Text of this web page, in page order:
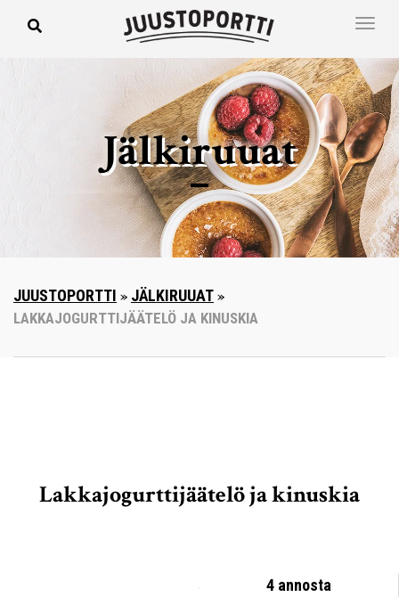
Jälkiruuat
JUUSTOPORTTI » JÄLKIRUUAT»
LAKKAJOGURTTIJÄÄTELÖ JA KINUSKIA
Lakkajogurttijäätelö ja kinuskia
4 annosta